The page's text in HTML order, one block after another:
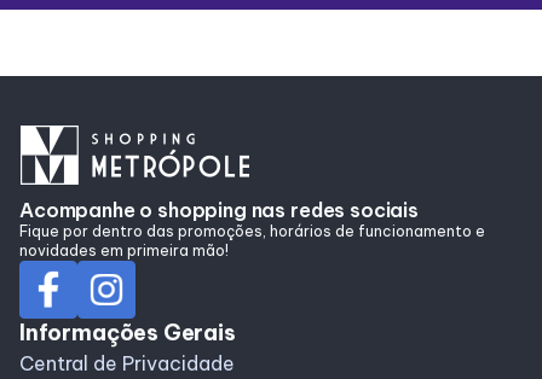
Fique por Dentro
Lojas e Restaurantes
Lojas
Alimentação
Acompanhe o shopping nas redes sociais
Fique por dentro das promoções, horários de funcionamento e
novidades em primeira mão!
Informações Gerais
Central de Privacidade